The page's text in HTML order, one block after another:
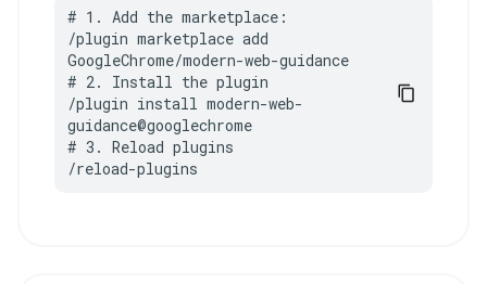
# 1. Add the marketplace:
/plugin marketplace add
GoogleChrome/modern-web-guidance
# 2. Install the plugin
/plugin install modern-web-
guidance@googlechrome
# 3. Reload plugins
/reload-plugins